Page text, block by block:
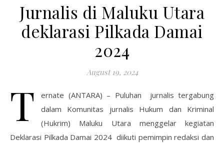
Jurnalis di Maluku Utara
deklarasi Pilkada Damai
2024
August 19, 2024
T
ernate (ANTARA) – Puluhan jurnalis tergabung
dalam Komunitas jurnalis Hukum dan Kriminal
(Hukrim) Maluku Utara menggelar kegiatan
Deklarasi Pilkada Damai 2024 diikuti pemimpin redaksi dan